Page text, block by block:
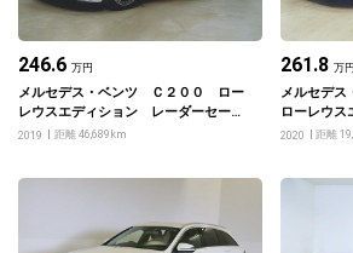
246.6 万円
メルセデス・ベンツ Ｃ２００ ロー
レウスエディション レーダーセーフ
ティーパッケージ
2019 距離 46,689km
261.8 万円
メルセデ
ローレウス
2020 距離